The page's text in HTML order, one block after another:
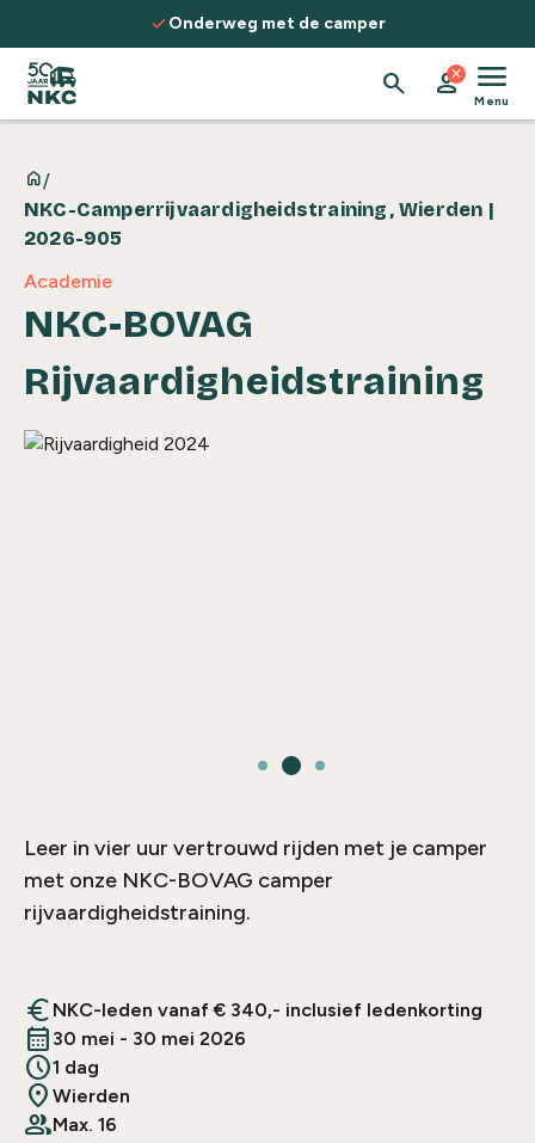
Spring naar de inhoudOntdek routes, kennis & inspiratie
search person
close menu
Menu
home/
NKC-Camperrijvaardigheidstraining, Wierden |
2026-905
Academie
NKC-BOVAG
Rijvaardigheidstraining
Leer in vier uur vertrouwd rijden met je camper
met onze NKC-BOVAG camper
rijvaardigheidstraining.
euro NKC-leden vanaf € 340,- inclusief ledenkorting
calendar_month 30 mei - 30 mei 2026
schedule1 dag
location_pin Wierden
peopleMax. 16